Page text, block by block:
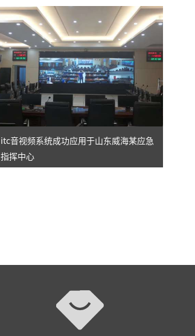
itc音视频系统成功应用于山东威海某应急
指挥中心